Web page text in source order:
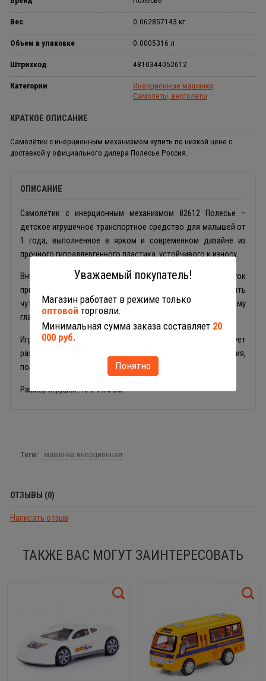
Вес 0.062857143 кг
Объем в упаковке 0.0005316 л
Штрихкод 4810344052612
Категории
Инерционные машинки
Самолеты, вертолеты
КРАТКОЕ ОПИСАНИЕ
Самолётик с инерционным механизмом купить по низкой цене с
доставкой у официального дилера Полесье Россия.
ОПИСАНИЕ
Самолётик с инерционным механизмом 82612 Полесье –
детское игрушечное транспортное средство для малышей от
1 года, выполненное в ярком и современном дизайне из
прочного гипоаллергенного пластика, устойчивого к износу.
Внутренний инерционный механизм игрушки надежен и лёгок
при запуске, достаточно поставить игрушку на пол, откатить
чуть назад и самолёт быстро устремиться вперед по любому
гладкому покрытию.
Игры с игрушечным самолётиком Полесье способствует
развитию мелкой моторики, интеллекта и воображения,
позволит малышам запомнить основные цвета.
Размер игрушки: 10 х 9 х 6 см.
Теги: машинка инерционная
ОТЗЫВЫ (0)
Написать отзыв
ТАКЖЕ ВАС МОГУТ ЗАИНТЕРЕСОВАТЬ
Уважаемый покупатель!
Магазин работает в режиме только
оптовой торговли.
Минимальная сумма заказа составляет 20
000 руб.
Понятно